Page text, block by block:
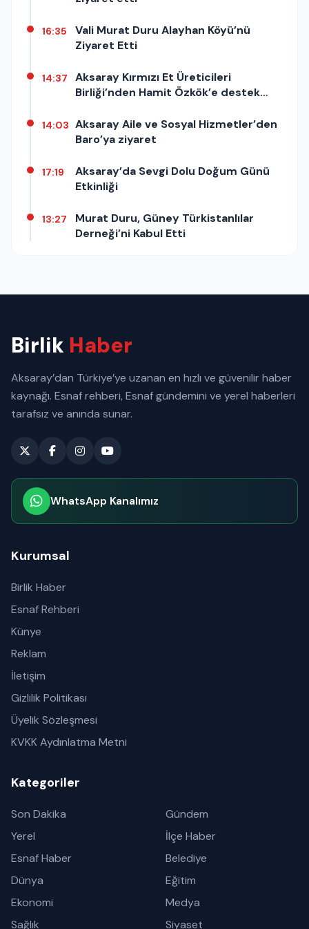
16:35
Vali Murat Duru Alayhan Köyü’nü
Ziyaret Etti
14:37
Aksaray Kırmızı Et Üreticileri
Birliği’nden Hamit Özkök’e destek
14:03 Aksaray Aile ve Sosyal Hizmetler’den
Baro’ya ziyaret
17:19
Aksaray’da Sevgi Dolu Doğum Günü
Etkinliği
13:27
Murat Duru, Güney Türkistanlılar
Derneği’ni Kabul Etti
Birlik Haber
Aksaray’dan Türkiye’ye uzanan en hızlı ve güvenilir haber
kaynağı. Esnaf rehberi, Esnaf gündemini ve yerel haberleri
tarafsız ve anında sunar.
WhatsApp Kanalımız
Kurumsal
Birlik Haber
Esnaf Rehberi
Künye
Reklam
İletişim
Gizlilik Politikası
Üyelik Sözleşmesi
KVKK Aydınlatma Metni
Kategoriler
Son Dakika
Gündem
Yerel
İlçe Haber
Esnaf Haber
Belediye
Dünya
Eğitim
Ekonomi
Medya
Sağlık
Siyaset